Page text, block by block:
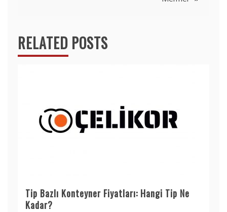
RELATED POSTS
Tip Bazlı Konteyner Fiyatları: Hangi Tip Ne
Kadar?